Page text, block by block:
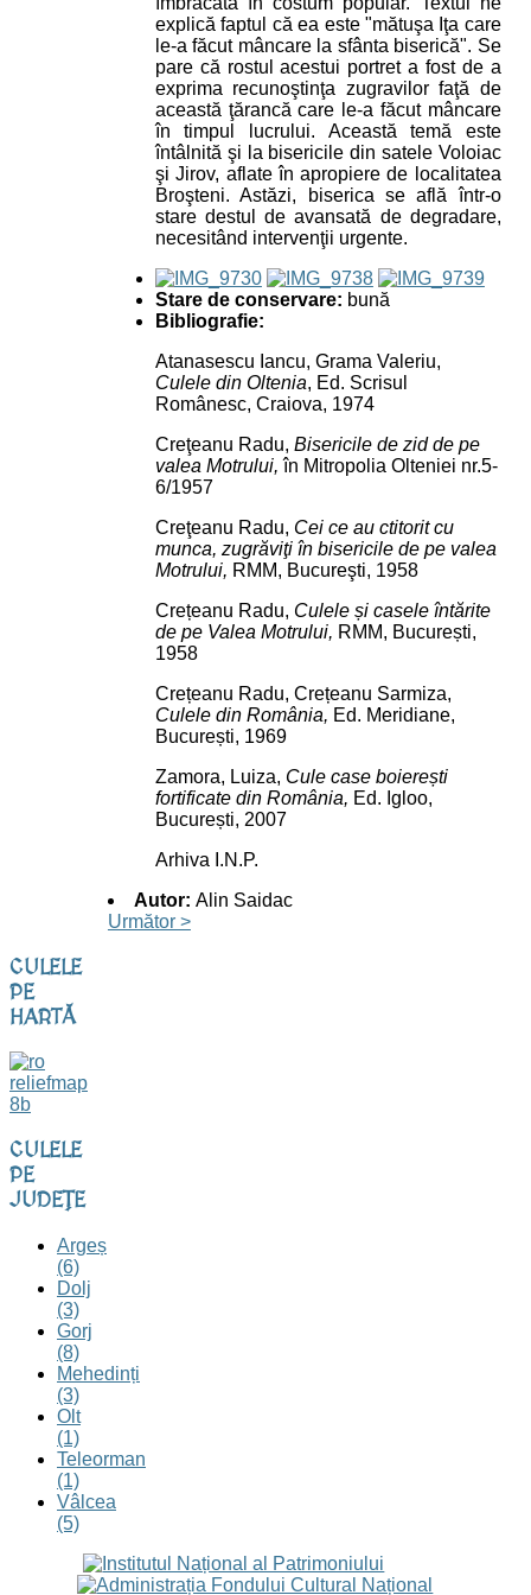
explică faptul că ea este "mătuşa Iţa care
le-a făcut mâncare la sfânta biserică". Se
pare că rostul acestui portret a fost de a
exprima recunoştinţa zugravilor faţă de
această ţărancă care le-a făcut mâncare
în timpul lucrului. Această temă este
întâlnită şi la bisericile din satele Voloiac
şi Jirov, aflate în apropiere de localitatea
Broşteni. Astăzi, biserica se află într-o
stare destul de avansată de degradare,
necesitând intervenţii urgente.
Stare de conservare: bună
Bibliografie:
Atanasescu Iancu, Grama Valeriu,
Culele din Oltenia, Ed. Scrisul
Românesc, Craiova, 1974
Creţeanu Radu, Bisericile de zid de pe
valea Motrului,în Mitropolia Olteniei nr.5-
6/1957
Creţeanu Radu, Cei ce au ctitorit cu
munca, zugrăviţi în bisericile de pe valea
Motrului, RMM, Bucureşti, 1958
Crețeanu Radu, Culele și casele întărite
de pe Valea Motrului, RMM, București,
1958
Crețeanu Radu, Crețeanu Sarmiza,
Culele din România, Ed. Meridiane,
București, 1969
Zamora, Luiza, Cule case boierești
fortificate din România, Ed. Igloo,
București, 2007
Arhiva I.N.P.
Autor: Alin Saidac
Următor >
CULELE
PE
HARTĂ
CULELE
PE
JUDEȚE
Argeș
(6)
Dolj
(3)
Gorj
(8)
Mehedinți
(3)
Olt
(1)
Teleorman
(1)
Vâlcea
(5)